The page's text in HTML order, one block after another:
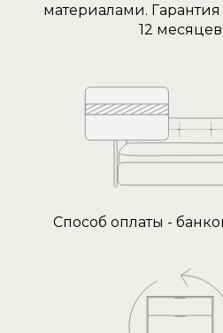
материалами.
12 месяцев.
Способ оплаты -